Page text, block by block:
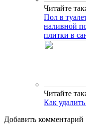
Читайте
Пол в
наливной
плитки в
Читайте
Как
Добавить комментарий